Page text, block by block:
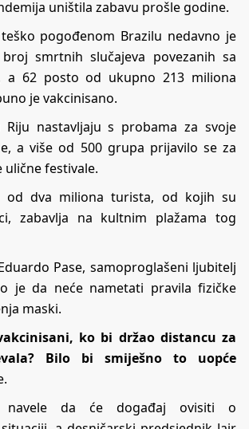
uništila zabavu prošle godine.
pogođenom Brazilu nedavno je
smrtnih slučajeva povezanih sa
a 62 posto od ukupno 213 miliona
je vakcinisano.
Riju nastavljaju s probama za svoje
a više od 500 grupa prijavilo se za
ulične festivale.
od dva miliona turista, od kojih su
zabavlja na kultnim plažama tog
Pase, samoproglašeni ljubitelj
je da neće nametati pravila fizičke
maski.
ko bi držao distancu za
Bilo bi smiješno to uopće
da će događaj ovisiti o